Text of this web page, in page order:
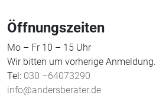
Öffnungszeiten
Mo – Fr 10 – 15 Uhr
Wir bitten um vorherige Anmeldung.
Tel: 030 –64073290
info@andersberater.de